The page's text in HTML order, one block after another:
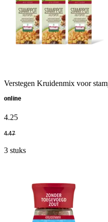
Verstegen Kruidenmix voor
online
4.25
4.47
3 stuks